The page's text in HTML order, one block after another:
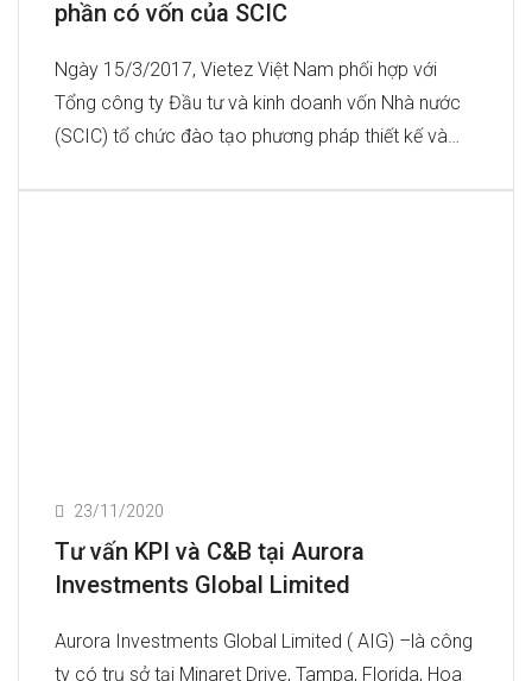
phần có vốn của SCIC
Ngày 15/3/2017, Vietez Việt Nam phối hợp với
Tổng công ty Đầu tư và kinh doanh vốn Nhà nước
(SCIC) tổ chức đào tạo phương pháp thiết kế và…
23/11/2020
Tư vấn KPI và C&B tại Aurora
Investments Global Limited
Aurora Investments Global Limited ( AIG) –là công
ty có trụ sở tại Minaret Drive, Tampa, Florida, Hoa